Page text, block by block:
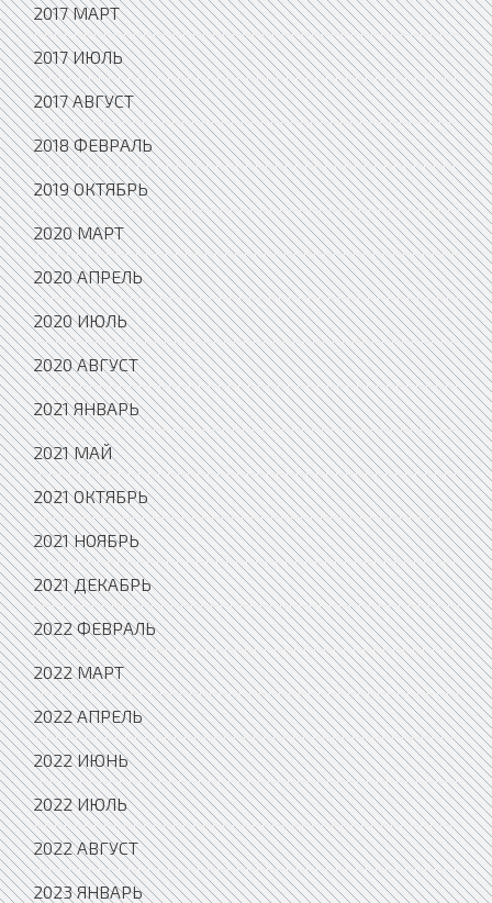
2017 МАРТ
2017 ИЮЛЬ
2017 АВГУСТ
2018 ФЕВРАЛЬ
2019 ОКТЯБРЬ
2020 МАРТ
2020 АПРЕЛЬ
2020 ИЮЛЬ
2020 АВГУСТ
2021 ЯНВАРЬ
2021 МАЙ
2021 ОКТЯБРЬ
2021 НОЯБРЬ
2021 ДЕКАБРЬ
2022 ФЕВРАЛЬ
2022 МАРТ
2022 АПРЕЛЬ
2022 ИЮНЬ
2022 ИЮЛЬ
2022 АВГУСТ
2023 ЯНВАРЬ